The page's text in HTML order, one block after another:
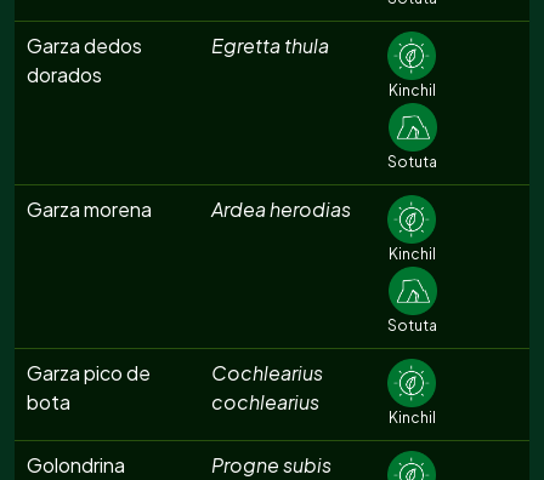
Garza dedos
dorados
Egretta thula
Kinchil
Sotuta
Garza morena Ardea herodias
Kinchil
Sotuta
Garza pico de
bota
Cochlearius
cochlearius
Kinchil
Golondrina
Progne subis